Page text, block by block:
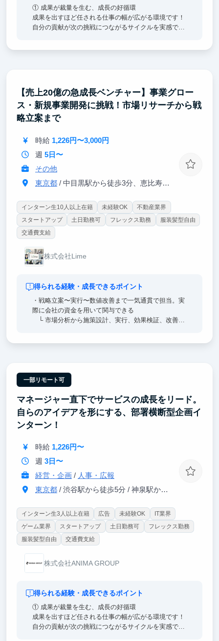
① 成果が裁量を生む、成長の好循環
成果を出すほど任される仕事の幅が広がる環境です！
自分の貢献が次の挑戦につながるサイクルを実感でき
トプットまで一貫して取り組むことで、早期活躍を目
指します。
③ 多様なバックグラウンドを持つメンバーと働ける
起業経験者やMBA取得者、メルカリ・リクルート出身
者など、幅広い経験を持つメンバーと共に働くこと
で、実践的な知見や多様な視点に触れることができま
す。
【売上20億の急成長ベンチャー】事業グロー
ス・新規事業開発に挑戦！市場リサーチから戦
略立案まで
時給 1,226円〜3,000円
週 5日〜
その他
東京都/ 中目黒駅から徒歩3分、恵比寿駅から徒歩10分
インターン生10人以上在籍 未経験OK
不動産業界
スタートアップ
土日勤務可 フレックス勤務
服装髪型自由
交通費支給
株式会社Lime
得られる経験・成長できるポイント
・戦略立案〜実行〜数値改善まで一気通貫で担当。実
際に会社の資金を用いて関与できる
└ 市場分析から施策設計、実行、効果検証、改善ま
任を持ち、打ち手の選択から結果の検証までを自分の
判断で推進します。
・『本気の失敗』を肯定する文化
└ 挑戦の結果生じた失敗は責任追及の対象ではな
く、改善のための検証材料として扱います。試行回数
の中で磨けます。
一部リモート可
マネージャー直下でサービスの成長をリード。
自らのアイデアを形にする、部署横断型企画イ
ンターン！
時給 1,226円〜
週 3日〜
経営・企画/ 人事・広報
東京都/ 渋谷駅から徒歩5分 / 神泉駅から徒歩3分
インターン生3人以上在籍 広告 未経験OK
IT業界
ゲーム業界
スタートアップ 土日勤務可
フレックス勤務
服装髪型自由
交通費支給
株式会社ANIMA GROUP
得られる経験・成長できるポイント
① 成果が裁量を生む、成長の好循環
成果を出すほど任される仕事の幅が広がる環境です！
自分の貢献が次の挑戦につながるサイクルを実感でき